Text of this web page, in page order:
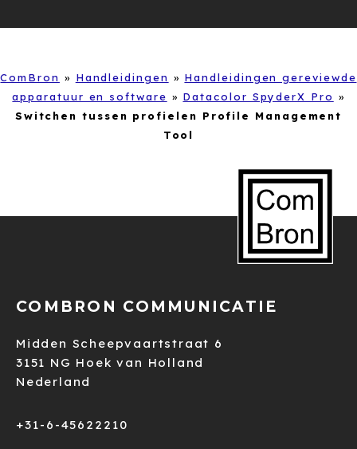
ComBron » Handleidingen » Handleidingen gereviewde
apparatuur en software » Datacolor SpyderX Pro »
Switchen tussen profielen Profile Management
Tool
COMBRON COMMUNICATIE
Midden Scheepvaartstraat 6
3151 NG Hoek van Holland
Nederland
+31-6-45622210